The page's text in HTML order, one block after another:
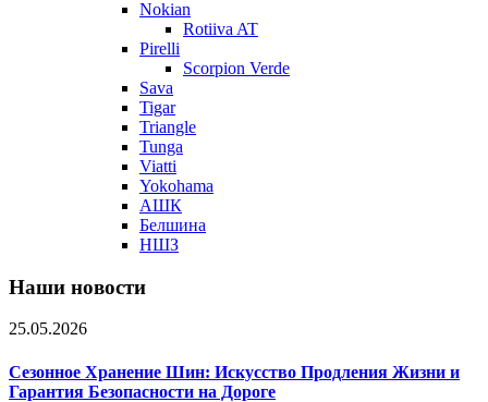
Nokian
Rotiiva AT
Pirelli
Scorpion Verde
Sava
Tigar
Triangle
Tunga
Viatti
Yokohama
АШК
Белшина
НШЗ
Наши новости
25.05.2026
Сезонное Хранение Шин: Искусство Продления Жизни и
Гарантия Безопасности на Дороге